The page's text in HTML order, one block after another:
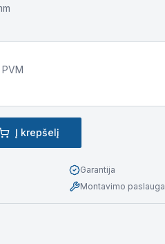
Į krepšelį
Garantija
Montavimo paslauga